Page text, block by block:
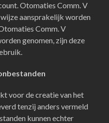
Otomaties Comm. V
aansprakelijk worden
Comm. V
genomen, zijn deze
voor de creatie van het
tenzij anders vermeld
kunnen echter